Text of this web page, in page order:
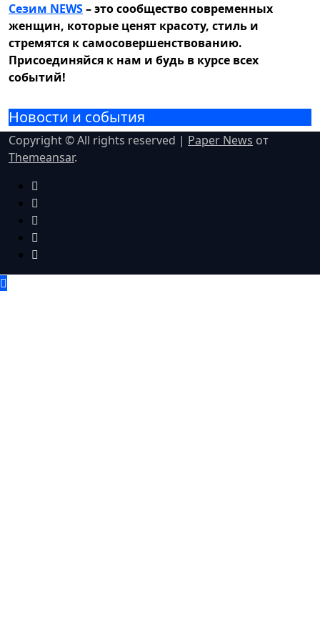
Сезим NEWS– это сообщество современных
женщин, которые ценят красоту, стиль и
стремятся к самосовершенствованию.
Присоединяйся к нам и будь в курсе всех
событий!
Новости и события
Copyright © All rights reserved | Paper News от
Themeansar.